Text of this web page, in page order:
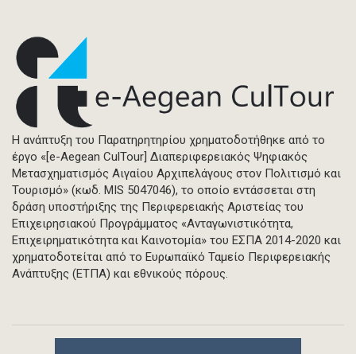
Η ανάπτυξη του Παρατηρητηρίου χρηματοδοτήθηκε από το
έργο «[e-Aegean CulTour] Διαπεριφερειακός Ψηφιακός
Μετασχηματισμός Αιγαίου Αρχιπελάγους στον Πολιτισμό και
Τουρισμό» (κωδ. MIS 5047046), το οποίο εντάσσεται στη
δράση υποστήριξης της Περιφερειακής Αριστείας του
Επιχειρησιακού Προγράμματος «Ανταγωνιστικότητα,
Επιχειρηματικότητα και Καινοτομία» του ΕΣΠΑ 2014-2020 και
χρηματοδοτείται από το Ευρωπαϊκό Ταμείο Περιφερειακής
Ανάπτυξης (ΕΤΠΑ) και εθνικούς πόρους.